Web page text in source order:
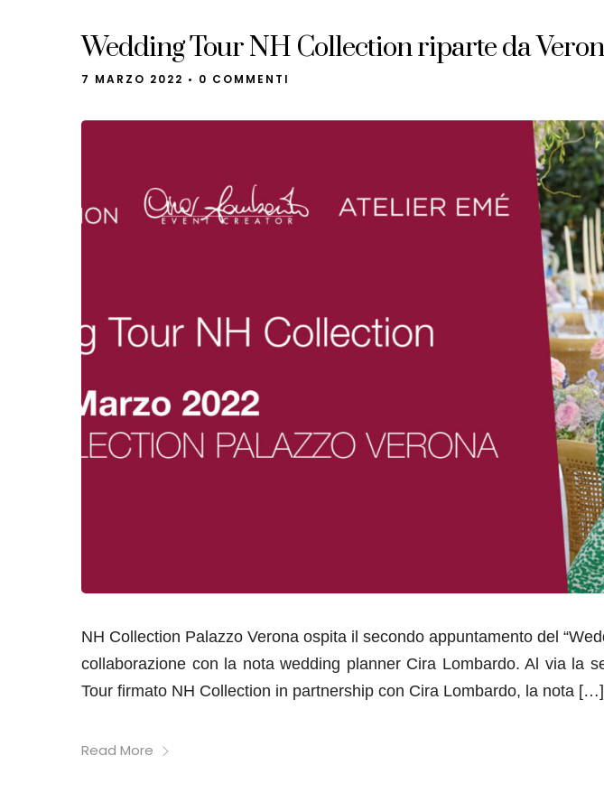
Wedding Tour NH Collection riparte da
7 MARZO 2022 • 0 COMMENTI
NH Collection Palazzo Verona ospita il secondo appuntamento del
collaborazione con la nota wedding planner Cira Lombardo. Al via la
Tour firmato NH Collection in partnership con Cira Lombardo, la nota […]
Read More